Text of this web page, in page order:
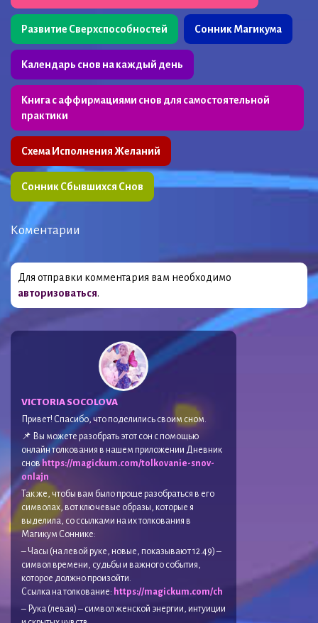
Развитие Сверхспособностей Сонник Магикума
Календарь снов на каждый день
Книга с аффирмациями снов для самостоятельной
практики
Схема Исполнения Желаний
Сонник Сбывшихся Снов
Коментарии
Для отправки комментария вам необходимо
авторизоваться.
VICTORIA SOCOLOVA
Привет! Спасибо, что поделились своим сном.
📌 Вы можете разобрать этот сон с помощью
онлайн толкования в нашем приложении Дневник
сновhttps://magickum.com/tolkovanie-snov-
onlajn
Так же, чтобы вам было проще разобраться в его
символах, вот ключевые образы, которые я
выделила, со ссылками на их толкования в
Магикум Соннике:
– Часы (на левой руке, новые, показывают 12.49) –
символ времени, судьбы и важного события,
которое должно произойти.
Ссылка на толкование: https://magickum.com/ch
– Рука (левая) – символ женской энергии, интуиции